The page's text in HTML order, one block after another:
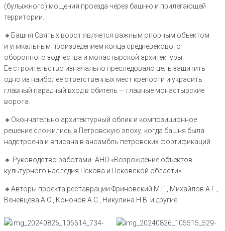
(булыжного) мощения проезда через башню и прилегающей
территории.
🔸️Башня Святых ворот является важным опорным объектом
и уникальным произведением конца средневекового
оборонного зодчества и монастырской архитектуры.
Ее строительство изначально преследовало цель защитить
одно из наиболее ответственных мест крепости и украсить
главный парадный вход в обитель — главные монастырские
ворота.
🔸️Окончательно архитектурный облик и композиционное
решение сложились в Петровскую эпоху, когда башня была
надстроена и вписана в ансамбль петровских фортификаций.
🔸️ Руководство работами- АНО «Возрождение объектов
культурного наследия Пскова и Псковской области».
🔸️Авторы проекта реставрации Фриновский М.Г., Михайлов А.Г.,
Веневцева А.С., Кононов А.С., Никулина Н.В. и другие.